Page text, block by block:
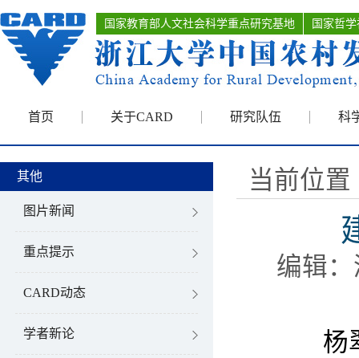
国家教育部人文社会科学重点研究基地 国家哲
首页 关于CARD 研究队伍 科
其他
图片新闻
重点提示
CARD动态
学者新论
当前位置
编辑
杨翠